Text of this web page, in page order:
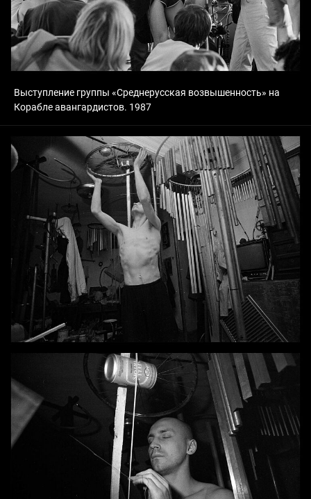
Выступление группы «Среднерусская возвышенность» на
Корабле авангардистов. 1987